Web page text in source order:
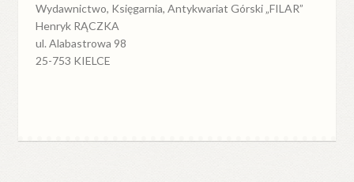
Wydawnictwo, Księgarnia, Antykwariat Górski „FILAR”
Henryk RĄCZKA
ul. Alabastrowa 98
25-753 KIELCE